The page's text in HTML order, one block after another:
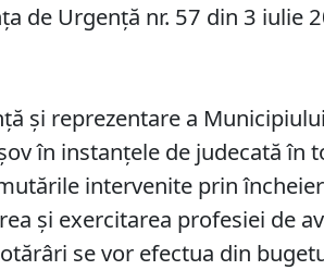
de Urgență nr. 57 din 3 iulie
şi reprezentare a
în instanţele de judecată în
intervenite prin
şi exercitarea profesiei de
se vor efectua din